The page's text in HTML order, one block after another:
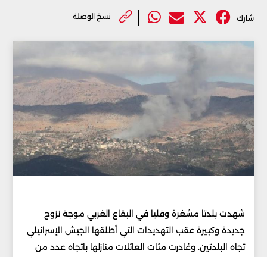
شارك نسخ الوصلة
شهدت بلدتا مشغرة وقليا في البقاع الغربي موجة نزوح
جديدة وكبيرة عقب التهديدات التي أطلقها الجيش الإسرائيلي
تجاه البلدتين. وغادرت مئات العائلات منازلها باتجاه عدد من